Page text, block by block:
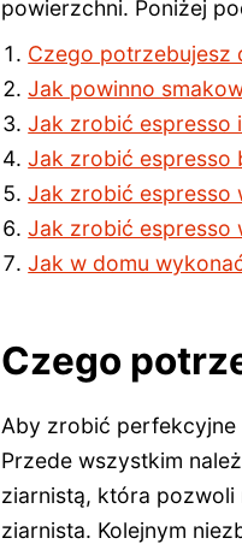
powierzchni. Poniżej
Czego potrzebujesz
Jak powinno
Jak zrobić espresso
Jak zrobić espresso
Jak zrobić espresso
Jak zrobić espresso
Jak w domu
Czego
Aby zrobić perfekcyjne
Przede wszystkim
ziarnistą, która pozwoli
ziarnista. Kolejnym